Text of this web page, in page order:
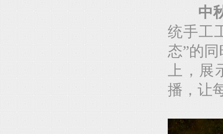
中
统手工
态”的
上，
播，让